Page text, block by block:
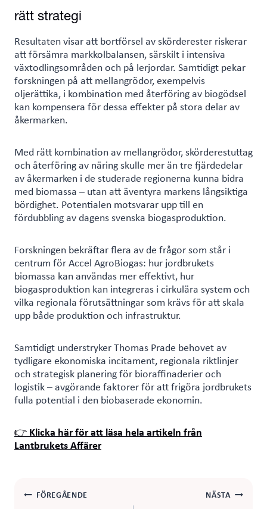
rätt strategi
Resultaten visar att bortförsel av skörderester riskerar
att försämra markkolbalansen, särskilt i intensiva
växtodlingsområden och på lerjordar. Samtidigt pekar
forskningen på att mellangrödor, exempelvis
oljerättika, i kombination med återföring av biogödsel
kan kompensera för dessa effekter på stora delar av
åkermarken.
Med rätt kombination av mellangrödor, skörderestuttag
och återföring av näring skulle mer än tre fjärdedelar
av åkermarken i de studerade regionerna kunna bidra
med biomassa – utan att äventyra markens långsiktiga
bördighet. Potentialen motsvarar upp till en
fördubbling av dagens svenska biogasproduktion.
Forskningen bekräftar flera av de frågor som står i
centrum för Accel AgroBiogas: hur jordbrukets
biomassa kan användas mer effektivt, hur
biogasproduktion kan integreras i cirkulära system och
vilka regionala förutsättningar som krävs för att skala
upp både produktion och infrastruktur.
Samtidigt understryker Thomas Prade behovet av
tydligare ekonomiska incitament, regionala riktlinjer
och strategisk planering för bioraffinaderier och
logistik – avgörande faktorer för att frigöra jordbrukets
fulla potential i den biobaserade ekonomin.
👉 Klicka här för att läsa hela artikeln från
Lantbrukets Affärer
Inläggsnavigering
FÖREGÅENDE NÄSTA